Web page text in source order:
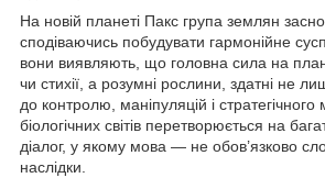
На новій планеті Пакс група землян
сподіваючись побудувати гармонійне
вони виявляють, що головна сила на
чи стихії, а розумні рослини, здатні не
до контролю, маніпуляцій і
біологічних світів перетворюється на
діалог, у якому мова — не обов’язково
наслідки.